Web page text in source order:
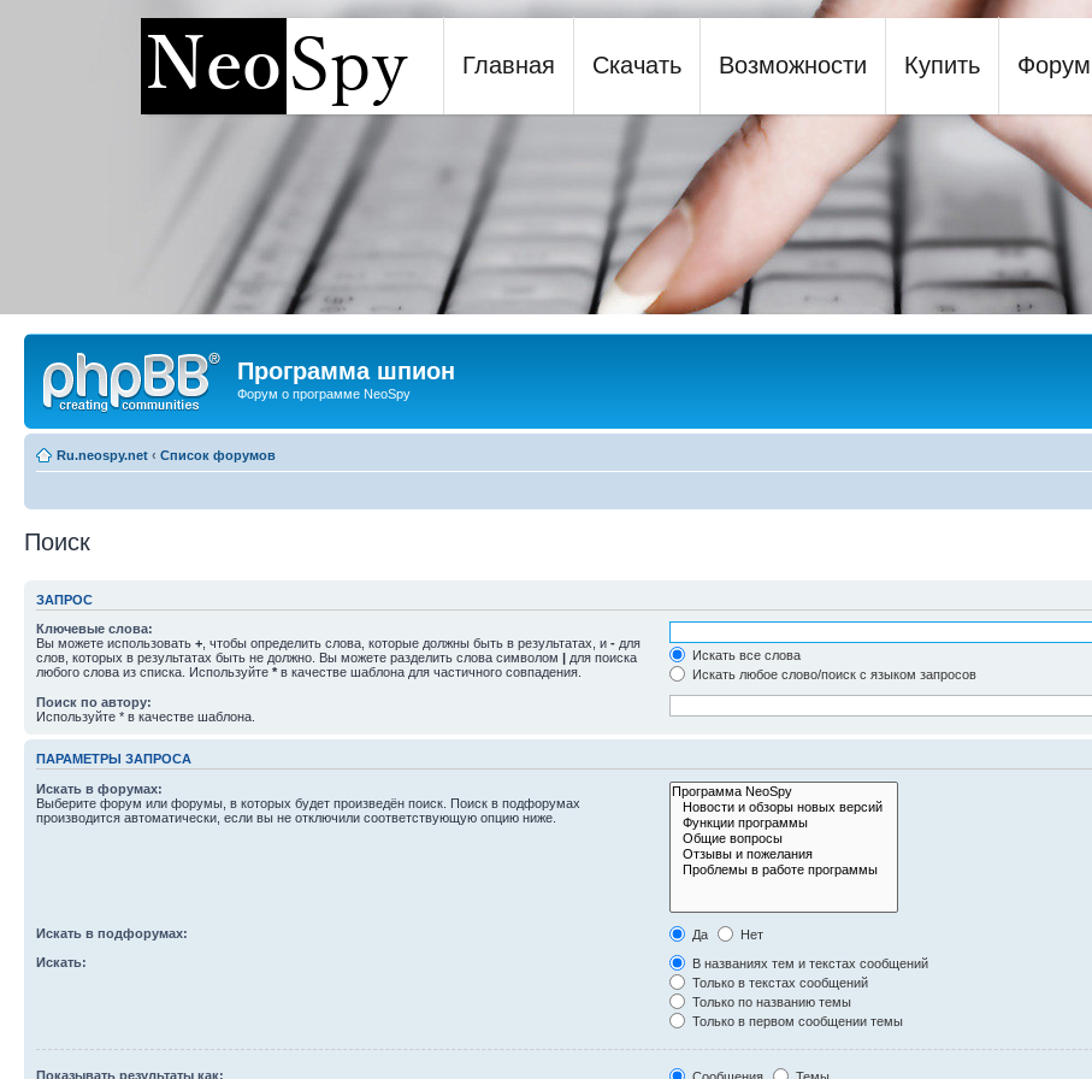
Программа шпион NeoSpy
Главная Скачать Возможности Купить Форум
Программа шпион
Форум о программе NeoSpy
Ru.neospy.net ‹ Список форумов
Поиск
ЗАПРОС
Ключевые слова:
Вы можете использовать + , чтобы определить слова, которые должны быть в результатах, и - для
слов, которых в результатах быть не должно. Вы можете разделить слова символом | для поиска
любого слова из списка. Используйте * в качестве шаблона для частичного совпадения.
Искать все слова
Искать любое слово/поиск с языком запросов
Поиск по автору:
Используйте * в качестве шаблона.
ПАРАМЕТРЫ ЗАПРОСА
Искать в форумах:
Выберите форум или форумы, в которых будет произведён поиск. Поиск в подфорумах
производится автоматически, если вы не отключили соответствующую опцию ниже.
Искать в подфорумах: Да
Нет
Искать:
В названиях тем и текстах сообщений
Только в текстах сообщений
Только по названию темы
Только в первом сообщении темы
Показывать результаты как: